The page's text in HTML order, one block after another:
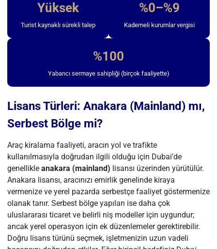
Yüksek
Turist kaynaklı sürekli talep
%0–%9
Kademeli kurumlar vergisi
%100
Yabancı sermaye sahipliği (birçok faaliyette)
Lisans Türleri: Anakara (Mainland) mı,
Serbest Bölge mi?
Araç kiralama faaliyeti, aracın yol ve trafikte
kullanılmasıyla doğrudan ilgili olduğu için Dubai'de
genellikle anakara (mainland) lisansı üzerinden yürütülür.
Anakara lisansı, aracınızı emirlik genelinde kiraya
vermenize ve yerel pazarda serbestçe faaliyet göstermenize
olanak tanır. Serbest bölge yapıları ise daha çok
uluslararası ticaret ve belirli niş modeller için uygundur;
ancak yerel operasyon için ek düzenlemeler gerektirebilir.
Doğru lisans türünü seçmek, işletmenizin uzun vadeli